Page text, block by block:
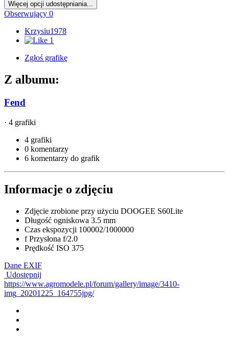
Więcej opcji udostępniania...
Obserwujący 0
Krzysiu1978
1
Zgłoś grafikę
Z albumu:
Fend
· 4 grafiki
4 grafiki
0 komentarzy
6 komentarzy do grafik
Informacje o zdjęciu
Zdjęcie zrobione przy użyciu DOOGEE S60Lite
Długość ogniskowa 3.5 mm
Czas ekspozycji 100002/1000000
f Przysłona f/2.0
Prędkość ISO 375
Dane EXIF
Udostępnij
https://www.agromodele.pl/forum/gallery/image/3410-
img_20201225_164755jpg/